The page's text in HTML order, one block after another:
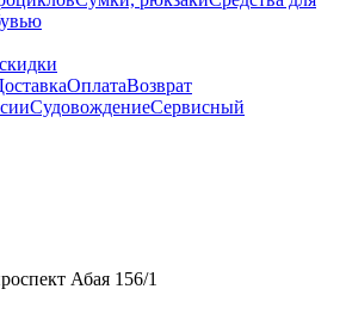
ОплатаВозврат
СудовождениеСервисный
Абая 156/1